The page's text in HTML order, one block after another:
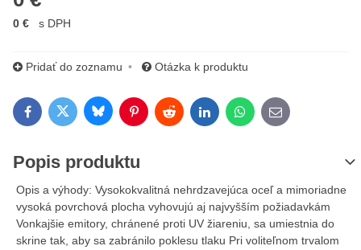
0 € s DPH
Pridať do zoznamu Otázka k produktu
FacebookTwitterBlueskyPinterestRedditLinkedInWhatsApp
E-mail
Popis produktu
Opis a výhody: Vysokokvalitná nehrdzavejúca oceľ a mimoriadne
vysoká povrchová plocha vyhovujú aj najvyšším požiadavkám
Vonkajšie emitory, chránené proti UV žiareniu, sa umiestnia do
skrine tak, aby sa zabránilo poklesu tlaku Pri voliteľnom trvalom